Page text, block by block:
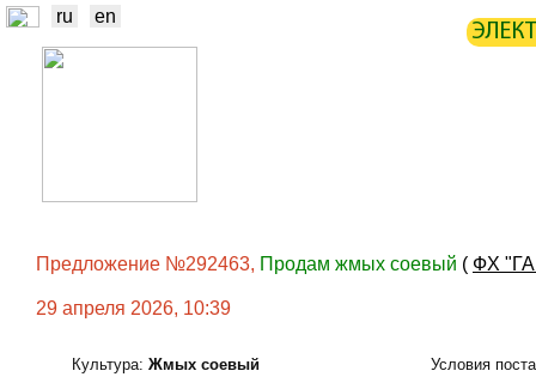
ru en
Предложение №292463, Продам жмых соевый ( ФХ
29 апреля 2026, 10:39
Культура: Жмых соевый
Условия